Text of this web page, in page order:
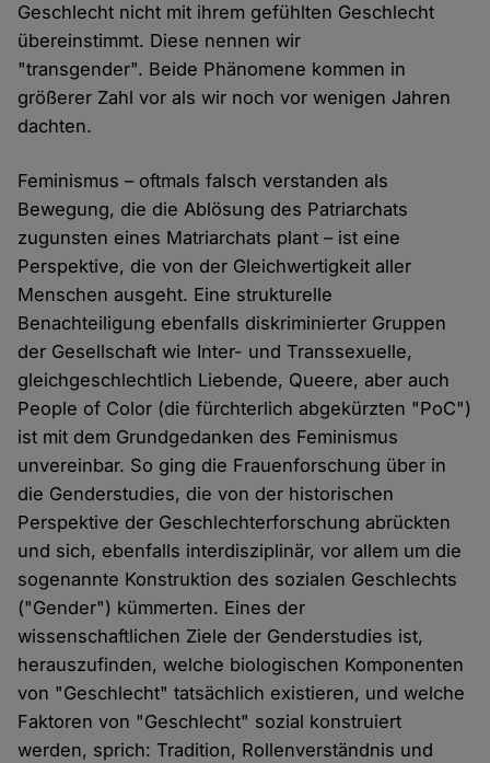
Geschlecht nicht mit ihrem gefühlten Geschlecht
übereinstimmt. Diese nennen wir
"transgender". Beide Phänomene kommen in
größerer Zahl vor als wir noch vor wenigen Jahren
dachten.
Feminismus – oftmals falsch verstanden als
Bewegung, die die Ablösung des Patriarchats
zugunsten eines Matriarchats plant – ist eine
Perspektive, die von der Gleichwertigkeit aller
Menschen ausgeht. Eine strukturelle
Benachteiligung ebenfalls diskriminierter Gruppen
der Gesellschaft wie Inter- und Transsexuelle,
gleichgeschlechtlich Liebende, Queere, aber auch
People of Color (die fürchterlich abgekürzten "PoC")
ist mit dem Grundgedanken des Feminismus
unvereinbar. So ging die Frauenforschung über in
die Genderstudies, die von der historischen
Perspektive der Geschlechterforschung abrückten
und sich, ebenfalls interdisziplinär, vor allem um die
sogenannte Konstruktion des sozialen Geschlechts
("Gender") kümmerten. Eines der
wissenschaftlichen Ziele der Genderstudies ist,
herauszufinden, welche biologischen Komponenten
von "Geschlecht" tatsächlich existieren, und welche
Faktoren von "Geschlecht" sozial konstruiert
werden, sprich: Tradition, Rollenverständnis und